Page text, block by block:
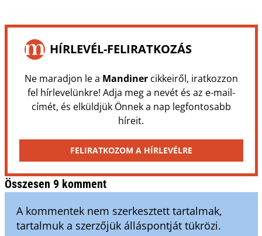
HÍRLEVÉL-FELIRATKOZÁS
Ne maradjon le a Mandinercikkeiről, iratkozzon
fel hírlevelünkre! Adja meg a nevét és az e-mail-
címét, és elküldjük Önnek a nap legfontosabb
híreit.
FELIRATKOZOM A HÍRLEVÉLRE
Összesen 9 komment
A kommentek nem szerkesztett tartalmak,
tartalmuk a szerzőjük álláspontját tükrözi.